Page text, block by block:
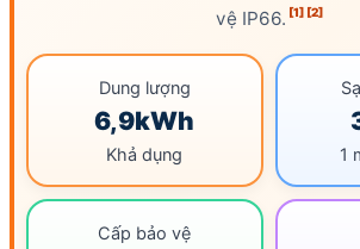
vệ IP66. [1] [2]
Dung lượng
6,9kWh
Khả dụng 1
Cấp bảo vệ